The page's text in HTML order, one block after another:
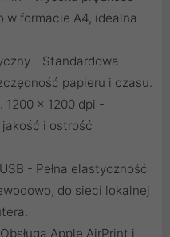
w formacie A4, idealna
- Standardowa
papieru i czasu.
1200 x 1200 dpi -
i ostrość
- Pełna elastyczność
do sieci lokalnej
Apple AirPrint i